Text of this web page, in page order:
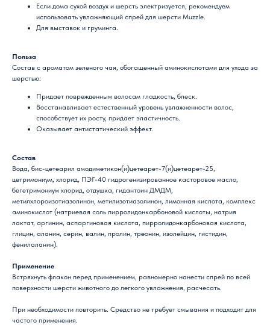
Если дома сухой воздух и шерсть электризуется, рекомендуем
использовать увлажняющий спрей для шерсти Muzzle.
Для выставок и груминга.
Польза
Состав с ароматом зеленого чая, обогащенный аминокислотами для ухода за
шерстью:
Придает поврежденным волосам гладкость, блеск.
Восстанавливает естественный уровень увлажненности волос,
способствует их росту, придает эластичность.
Оказывает антистатический эффект.
Состав
Вода, бис-цетеарил амодиметикон(и)цетеарет-7(и)цетеарет-25,
цетримониум, хлорид, ПЭГ-40 гидрогенизированное касторовое масло,
бегетримониум хлорид, отдушка, гидантоин ДМДМ,
метилхлороизотиазолинон, метилизотиазолинон, лимонная кислота, комплекс
аминокислот (натриевая соль пирролидонкарбоновой кислоты, натрия
лактат, аргинин, аспаргиновая кислота, пирролидонкарбоновая кислота,
глицин, аланин, серин, валин, пролин, треонин, изолейцин, гистидин,
фенилаланин).
Применение
Встряхнуть флакон перед применением, равномерно нанести спрей по всей
поверхности шерсти животного до легкого увлажнения, расчесать.
При необходимости повторить. Средство не требует смывания и подходит для
частого применения.